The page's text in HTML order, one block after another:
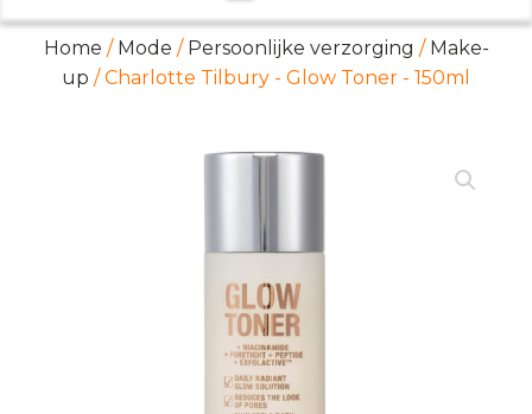
Home / Mode / Persoonlijke verzorging / Make-
up / Charlotte Tilbury - Glow Toner - 150ml